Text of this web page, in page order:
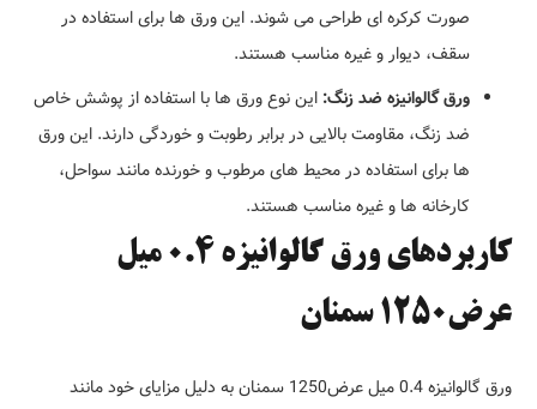
صورت کرکره ای طراحی می شوند. این ورق ها برای استفاده در
سقف، دیوار و غیره مناسب هستند.
ورق گالوانیزه ضد زنگ: این نوع ورق ها با استفاده از پوشش خاص
ضد زنگ، مقاومت بالایی در برابر رطوبت و خوردگی دارند. این ورق
ها برای استفاده در محیط های مرطوب و خورنده مانند سواحل،
کارخانه ها و غیره مناسب هستند.
کاربردهای ورق گالوانیزه 0.4 میل
عرض1250 سمنان
ورق گالوانیزه 0.4 میل عرض1250 سمنان به دلیل مزایای خود مانند